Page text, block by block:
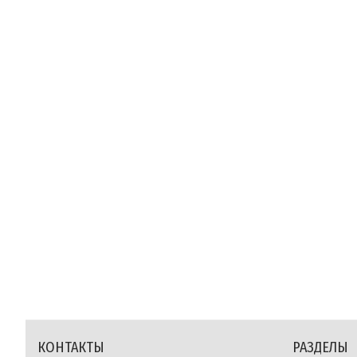
КОНТАКТЫ РАЗДЕЛЫ